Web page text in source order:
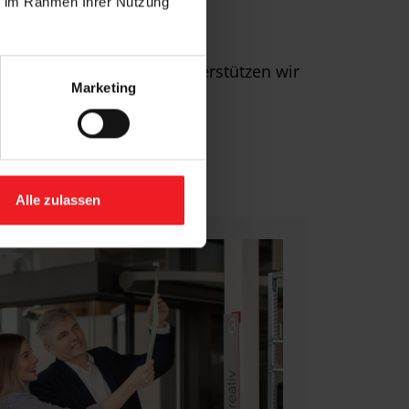
Marketing
Alle zulassen
Zusätzlich unterstützen wir